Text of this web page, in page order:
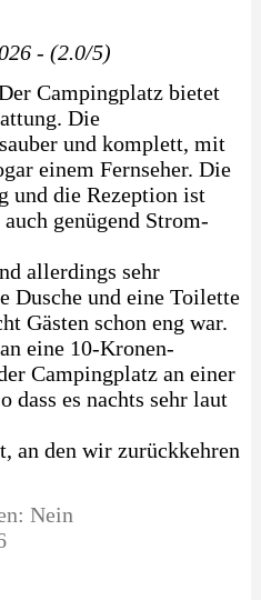
- (2.0/5)
Campingplatz bietet
Die
und komplett, mit
einem Fernseher. Die
und die Rezeption ist
genügend Strom-
allerdings sehr
Dusche und eine Toilette
Gästen schon eng war.
eine 10-Kronen-
Campingplatz an einer
dass es nachts sehr laut
an den wir zurückkehren
Nein